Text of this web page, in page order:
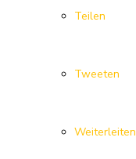
Teilen
Tweeten
Weiterleiten